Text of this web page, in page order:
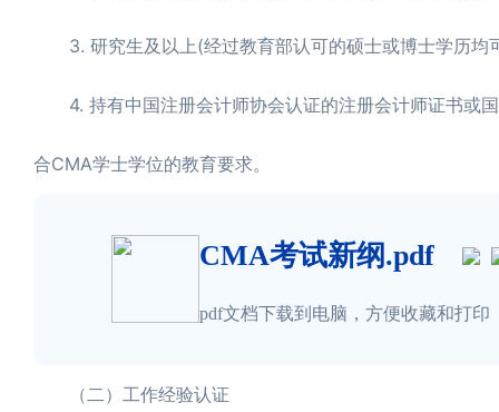
3. 研究生及以上(经过教育部认可的硕士或博士学历均
4. 持有中国注册会计师协会认证的注册会计师证书或
合CMA学士学位的教育要求。
CMA考试新纲.pdf
pdf文档下载到电脑，方便收藏和打印
（二）工作经验认证